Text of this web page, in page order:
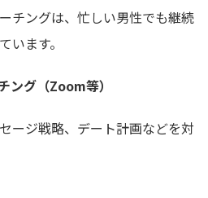
チングは、忙しい男性でも継続
います。
ング（Zoom等）
ージ戦略、デート計画などを対